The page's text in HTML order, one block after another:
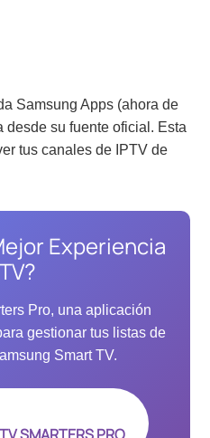
Samsung Apps (ahora de
desde su fuente oficial. Esta
tus canales de IPTV de
Experiencia
Pro, una aplicación
gestionar tus listas de
Smart TV.